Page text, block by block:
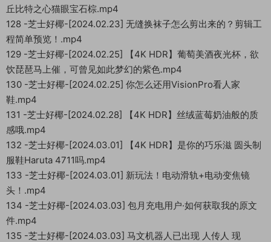
丘比特之心猫眼宝石棕.mp4
128 -芝士好椰-[2024.02.23] 无缝换袜子怎么剪出来的？剪辑工
程简单预览！.mp4
129 -芝士好椰-[2024.02.25] 【4K HDR】葡萄美酒夜光杯，欲
饮琵琶马上催，可曾见如此梦幻的紫色.mp4
130 -芝士好椰-[2024.02.25] 你怎么还用VisionPro看人家
鞋.mp4
131 -芝士好椰-[2024.02.28] 【4K HDR】丝绒蓝莓奶油般的质
感哦.mp4
132 -芝士好椰-[2024.03.01] 【4K HDR】是你的巧乐滋 圆头制
服鞋Haruta 4711吗.mp4
133 -芝士好椰-[2024.03.01] 新玩法！电动滑轨+电动变焦镜
头！.mp4
134 -芝士好椰-[2024.03.03] 包月充电用户·如何获取我的原文
件.mp4
135 -芝士好椰-[2024.03.03] 马文机器人已出现 人传人 现